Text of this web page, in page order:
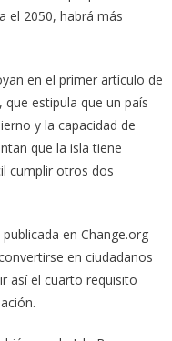
el 2050, habrá más
en el primer artículo de
estipula que un país
y la capacidad de
que la isla tiene
cumplir otros dos
en Change.org
en ciudadanos
así el cuarto requisito